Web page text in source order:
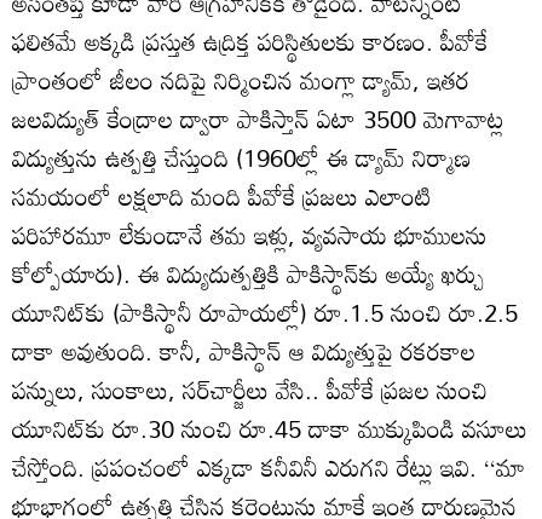
ఫలితమే అక్కడి ప్రస్తుత ఉద్రిక్త పరిస్థితులకు కారణం. పీవోకే
ప్రాంతంలో జీలం నదిపై నిర్మించిన మంగ్లా డ్యామ్‌, ఇతర
జలవిద్యుత్‌ కేంద్రాల ద్వారా పాకిస్తాన్‌ ఏటా 3500 మెగావాట్ల
విద్యుత్తును ఉత్పత్తి చేస్తుంది (1960ల్లో ఈ డ్యామ్‌ నిర్మాణ
సమయంలో లక్షలాది మంది పీవోకే ప్రజలు ఎలాంటి
పరిహారమూ లేకుండానే తమ ఇళ్లు, వ్యవసాయ భూములను
కోల్పోయారు). ఈ విద్యుదుత్పత్తికి పాకిస్థాన్‌కు అయ్యే ఖర్చు
యూనిట్‌కు (పాకిస్థానీ రూపాయల్లో) రూ.1.5 నుంచి రూ.2.5
దాకా అవుతుంది. కానీ, పాకిస్థాన్‌ ఆ విద్యుత్తుపై రకరకాల
పన్నులు, సుంకాలు, సర్‌చార్జీలు వేసి.. పీవోకే ప్రజల నుంచి
యూనిట్‌కు రూ.30 నుంచి రూ.45 దాకా ముక్కుపిండి వసూలు
చేస్తోంది. ప్రపంచంలో ఎక్కడా కనీవినీ ఎరుగని రేట్లు ఇవి. ‘‘మా
భూభాగంలో ఉత్పత్తి చేసిన కరెంటును మాకే ఇంత దారుణమైన